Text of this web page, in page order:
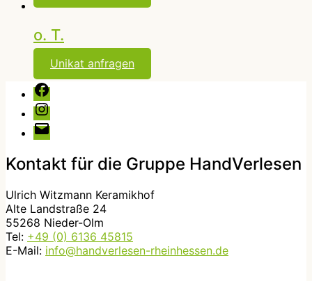
o. T.
Unikat anfragen
Facebook
Instagram
E-
Mail
Kontakt für die Gruppe HandVerlesen
Ulrich Witzmann Keramikhof
Alte Landstraße 24
55268 Nieder-Olm
Tel: +49 (0) 6136 45815
E-Mail: info@handverlesen-rheinhessen.de